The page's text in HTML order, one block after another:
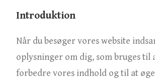
Introduktion
Når du besøger vores website
oplysninger om dig, som bruges til
forbedre vores indhold og til at